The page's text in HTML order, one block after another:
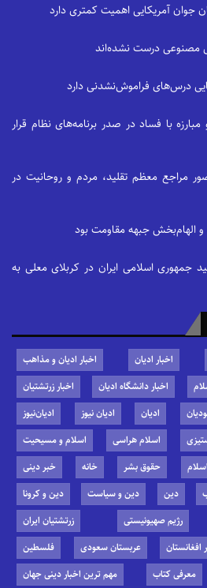
جوان آمریکایی اهمیت کمتری دارد
مصنوعی درست نشده‌اند
درس‌های فراموش‌نشدنی دارد
با فساد در صدر برنامه‌های نظام قرار
مراجع معظم تقلید، مردم و روحانیت در
الهام‌بخش جبهه مقاومت بود
جمهوری اسلامی ایران در کربلای معلی به
اخبار ادیان
اخبار ادیان و مذاهب
اخبار دانشگاه ادیان
اخبار زرتشتیان
ادیان ادیان نیوز
ادیان‌نیوز
اسلام هراسی
اسلام و مسیحیت
حقوق بشر خانه
خبر دینی
دین دین و سیاست
دین و کرونا
رژیم صهیونیستی
زرتشتیان ایران
افغانستان عربستان سعودی
فلسطین
معرفی کتاب مهم ترین اخبار دینی جهان